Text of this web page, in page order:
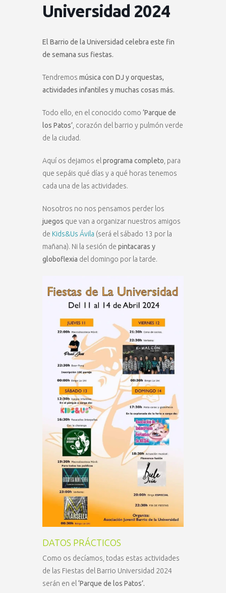
Universidad 2024
El Barrio de la Universidad celebra este fin
de semana sus fiestas.
Tendremos música con DJ y orquestas,
actividades infantiles y muchas cosas más.
Todo ello, en el conocido como ‘Parque de
los Patos’ , corazón del barrio y pulmón verde
de la ciudad.
Aquí os dejamos el programa completo , para
que sepáis qué días y a qué horas tenemos
cada una de las actividades.
Nosotros no nos pensamos perder los
juegos que van a organizar nuestros amigos
de Kids&Us Ávila (será el sábado 13 por la
mañana). Ni la sesión de pintacaras y
globoflexia del domingo por la tarde.
DATOS PRÁCTICOS
Como os decíamos, todas estas actividades
de las Fiestas del Barrio Universidad 2024
serán en el‘Parque de los Patos’.